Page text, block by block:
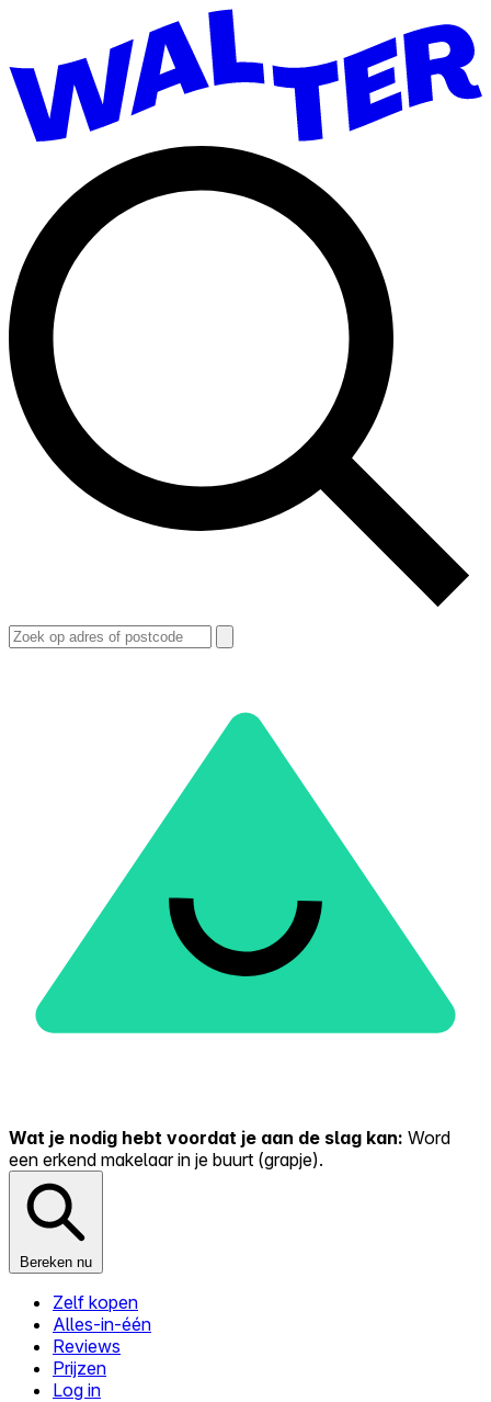
Wat je nodig hebt voordat je aan de slag kan: Word
een erkend makelaar in je buurt (grapje).
Bereken nu
Zelf kopen
Alles-in-één
Reviews
Prijzen
Log in